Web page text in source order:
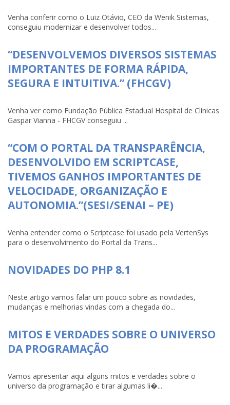
Venha conferir como o Luiz Otávio, CEO da Wenik Sistemas,
conseguiu modernizar e desenvolver todos...
“DESENVOLVEMOS DIVERSOS SISTEMAS
IMPORTANTES DE FORMA RÁPIDA,
SEGURA E INTUITIVA.” (FHCGV)
Venha ver como Fundação Pública Estadual Hospital de Clínicas
Gaspar Vianna - FHCGV conseguiu ...
“COM O PORTAL DA TRANSPARÊNCIA,
DESENVOLVIDO EM SCRIPTCASE,
TIVEMOS GANHOS IMPORTANTES DE
VELOCIDADE, ORGANIZAÇÃO E
AUTONOMIA.”(SESI/SENAI – PE)
Venha entender como o Scriptcase foi usado pela VertenSys
para o desenvolvimento do Portal da Trans...
NOVIDADES DO PHP 8.1
Neste artigo vamos falar um pouco sobre as novidades,
mudanças e melhorias vindas com a chegada do...
MITOS E VERDADES SOBRE O UNIVERSO
DA PROGRAMAÇÃO
Vamos apresentar aqui alguns mitos e verdades sobre o
universo da programação e tirar algumas li�...